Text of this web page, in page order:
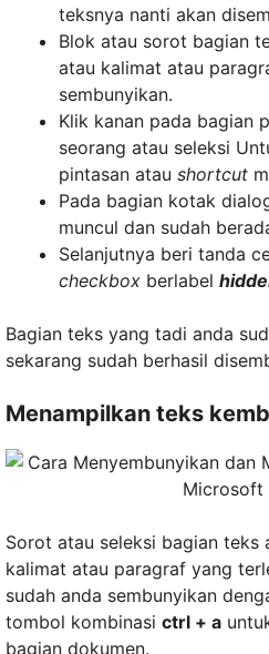
teksnya nanti akan
Blok atau sorot bagian
atau kalimat atau
sembunyikan.
Klik kanan pada bagian
seorang atau seleksi
pintasan atau shortcut
Pada bagian kotak
muncul dan sudah
Selanjutnya beri tanda
checkbox berlabel
Bagian teks yang tadi anda
sekarang sudah berhasil
Menampilkan teks
Sorot atau seleksi bagian teks
kalimat atau paragraf yang
sudah anda sembunyikan
tombol kombinasi ctrl + a
bagian dokumen.